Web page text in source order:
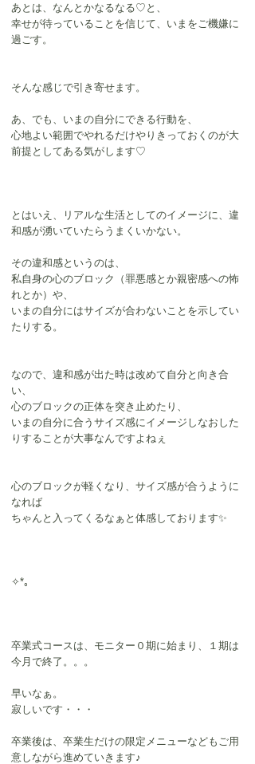
あとは、なんとかなるなる♡と、
幸せが待っていることを信じて、いまをご機嫌に
過ごす。
そんな感じで引き寄せます。
あ、でも、いまの自分にできる行動を、
心地よい範囲でやれるだけやりきっておくのが大
前提としてある気がします♡
とはいえ、リアルな生活としてのイメージに、違
和感が湧いていたらうまくいかない。
その違和感というのは、
私自身の心のブロック（罪悪感とか親密感への怖
れとか）や、
いまの自分にはサイズが合わないことを示してい
たりする。
なので、違和感が出た時は改めて自分と向き合
い、
心のブロックの正体を突き止めたり、
いまの自分に合うサイズ感にイメージしなおした
りすることが大事なんですよねぇ
心のブロックが軽くなり、サイズ感が合うように
なれば
ちゃんと入ってくるなぁと体感しております✨
✧*｡
卒業式コースは、モニター０期に始まり、１期は
今月で終了。。。
早いなぁ。
寂しいです・・・
卒業後は、卒業生だけの限定メニューなどもご用
意しながら進めていきます♪